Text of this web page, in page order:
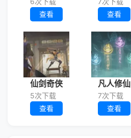
查看
查看
仙剑奇侠
5次下载
查看
凡人修仙
7次下载
查看